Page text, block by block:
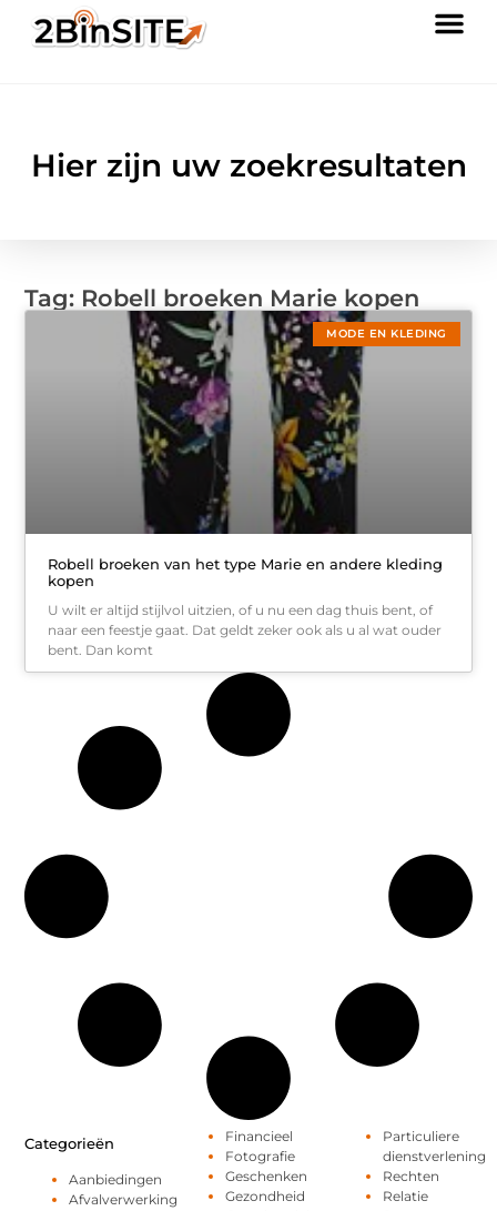
Hier zijn uw zoekresultaten
Tag: Robell broeken Marie kopen
MODE EN KLEDING
Robell broeken van het type Marie en andere kleding
kopen
U wilt er altijd stijlvol uitzien, of u nu een dag thuis bent, of
naar een feestje gaat. Dat geldt zeker ook als u al wat ouder
bent. Dan komt
Categorieën
Aanbiedingen
Afvalverwerking
Financieel
Fotografie
Geschenken
Gezondheid
Particuliere
dienstverlening
Rechten
Relatie